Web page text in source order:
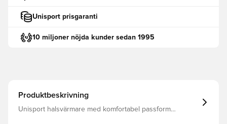
Unisport prisgaranti
10 miljoner nöjda kunder sedan 1995
Produktbeskrivning
Unisport halsvärmare med komfortabel passform